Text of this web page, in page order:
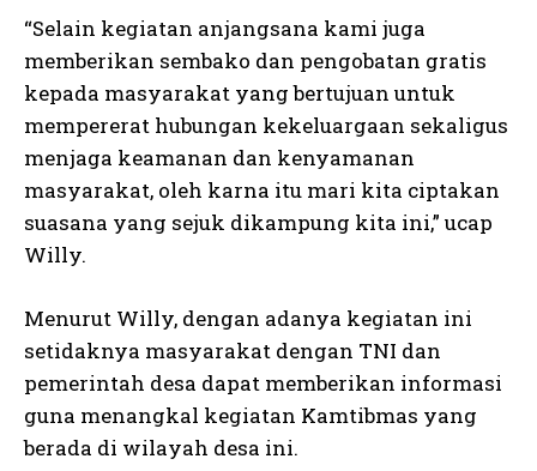
“Selain kegiatan anjangsana kami juga
memberikan sembako dan pengobatan gratis
kepada masyarakat yang bertujuan untuk
mempererat hubungan kekeluargaan sekaligus
menjaga keamanan dan kenyamanan
masyarakat, oleh karna itu mari kita ciptakan
suasana yang sejuk dikampung kita ini,” ucap
Willy.
Menurut Willy, dengan adanya kegiatan ini
setidaknya masyarakat dengan TNI dan
pemerintah desa dapat memberikan informasi
guna menangkal kegiatan Kamtibmas yang
berada di wilayah desa ini.